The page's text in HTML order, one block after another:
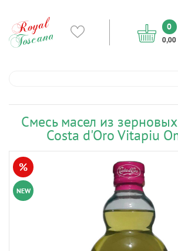
0
0,00
Смесь масел из
Costa d'Oro Vitapiu
NEW
%